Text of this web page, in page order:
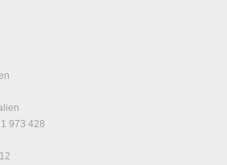
973 428